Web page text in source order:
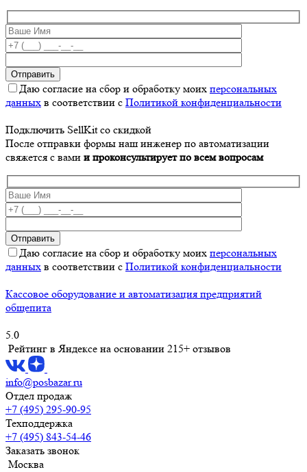
Даю согласие на сбор и обработку моих персональных
данных в соответствии с Политикой конфиденциальности
Подключить SellKit со скидкой
После отправки формы наш инженер по автоматизации
свяжется с вами и проконсультирует по всем вопросам
Даю согласие на сбор и обработку моих персональных
данных в соответствии с Политикой конфиденциальности
Кассовое оборудование и автоматизация предприятий
общепита
5.0
Рейтинг в Яндексе на основании 215+ отзывов
info@posbazar.ru
Отдел продаж
+7 (495) 295-90-95
Техподдержка
+7 (495) 843-54-46
Заказать звонок
Москва